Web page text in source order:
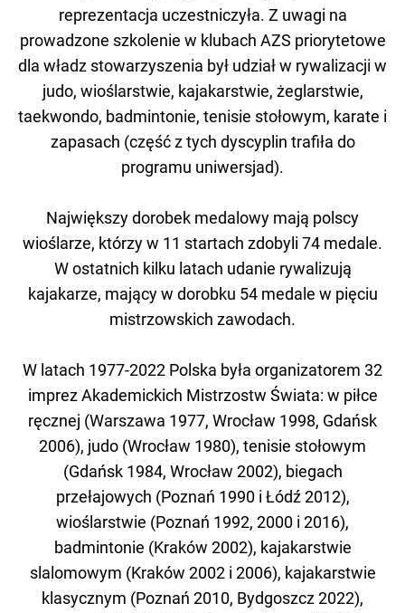
reprezentacja uczestniczyła. Z uwagi na
prowadzone szkolenie w klubach AZS priorytetowe
dla władz stowarzyszenia był udział w rywalizacji w
judo, wioślarstwie, kajakarstwie, żeglarstwie,
taekwondo, badmintonie, tenisie stołowym, karate i
zapasach (część z tych dyscyplin trafiła do
programu uniwersjad).
Największy dorobek medalowy mają polscy
wioślarze, którzy w 11 startach zdobyli 74 medale.
W ostatnich kilku latach udanie rywalizują
kajakarze, mający w dorobku 54 medale w pięciu
mistrzowskich zawodach.
W latach 1977-2022 Polska była organizatorem 32
imprez Akademickich Mistrzostw Świata: w piłce
ręcznej (Warszawa 1977, Wrocław 1998, Gdańsk
2006), judo (Wrocław 1980), tenisie stołowym
(Gdańsk 1984, Wrocław 2002), biegach
przełajowych (Poznań 1990 i Łódź 2012),
wioślarstwie (Poznań 1992, 2000 i 2016),
badmintonie (Kraków 2002), kajakarstwie
slalomowym (Kraków 2002 i 2006), kajakarstwie
klasycznym (Poznań 2010, Bydgoszcz 2022),